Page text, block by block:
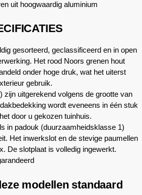
uit hoogwaardig aluminium
gesorteerd, geclassificeerd en in open
Het rood Noors grenen hout
onder hoge druk, wat het uiterst
gebruik.
zijn uitgerekend volgens de grootte van
wordt eveneens in één stuk
door u gekozen tuinhuis.
in padouk (duurzaamheidsklasse 1)
Het inwerkslot en de stevige paumellen
De slotplaat is volledig ingewerkt.
modellen standaard